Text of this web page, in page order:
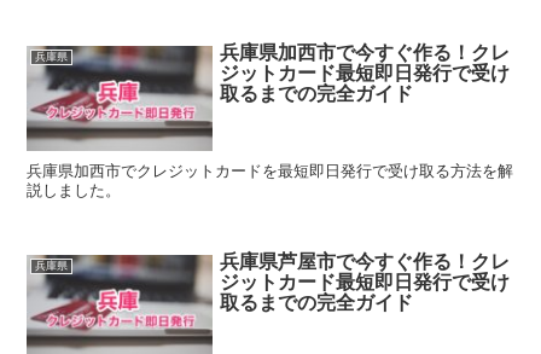
兵庫県
兵庫県加西市で今すぐ作る！クレ
ジットカード最短即日発行で受け
取るまでの完全ガイド
兵庫県加西市でクレジットカードを最短即日発行で受け取る方法を解
説しました。
兵庫県
兵庫県芦屋市で今すぐ作る！クレ
ジットカード最短即日発行で受け
取るまでの完全ガイド